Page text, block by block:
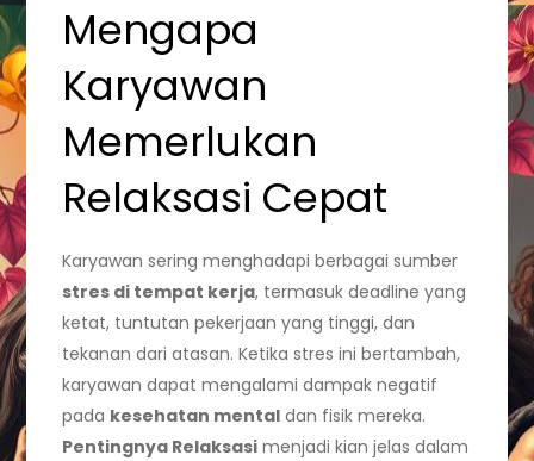
Mengapa
Karyawan
Memerlukan
Relaksasi Cepat
Karyawan sering menghadapi berbagai sumber
stres di tempat kerja, termasuk deadline yang
ketat, tuntutan pekerjaan yang tinggi, dan
tekanan dari atasan. Ketika stres ini bertambah,
karyawan dapat mengalami dampak negatif
pada kesehatan mental dan fisik mereka.
Pentingnya Relaksasi menjadi kian jelas dalam